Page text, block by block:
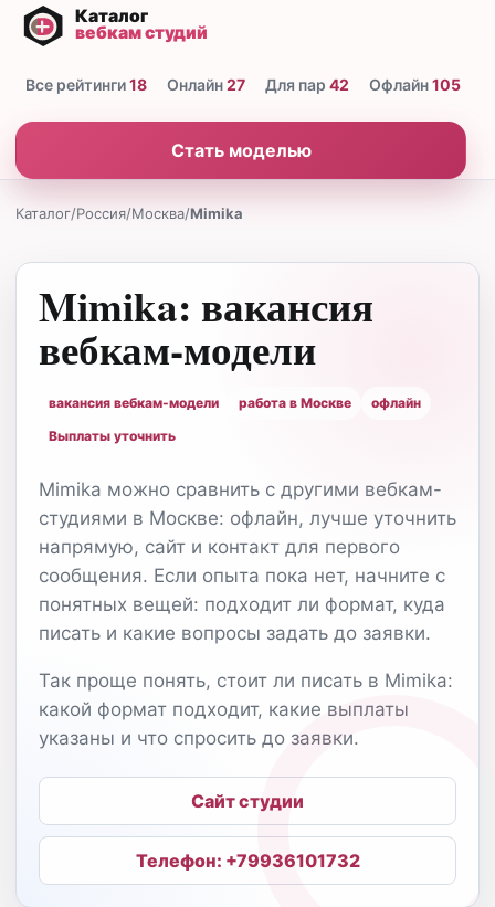
Все рейтинги18 Онлайн27 Для пар 42 Офлайн105
Стать моделью
Каталог/Россия/Москва/Mimika
Mimika: вакансия
вебкам-модели
вакансия вебкам-модели работа в Москве
офлайн
Выплаты уточнить
Mimika можно сравнить с другими вебкам-
студиями в Москве: офлайн, лучше уточнить
напрямую, сайт и контакт для первого
сообщения. Если опыта пока нет, начните с
понятных вещей: подходит ли формат, куда
писать и какие вопросы задать до заявки.
Так проще понять, стоит ли писать в Mimika:
какой формат подходит, какие выплаты
указаны и что спросить до заявки.
Сайт студии
Телефон: +79936101732